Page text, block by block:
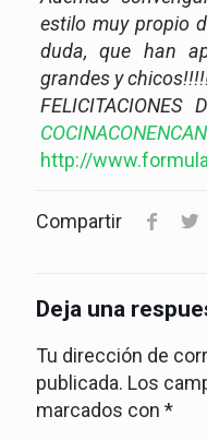
estilo muy propio
duda, que han
grandes y
FELICITACIONES
http://
Compartir
Deja una
Tu dirección de
publicada. Los
marcados con *